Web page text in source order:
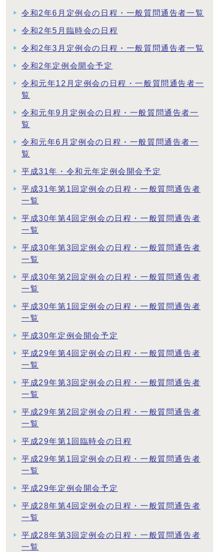
令和2年6月定例会の日程・一般質問通告者一覧
令和2年5月臨時会の日程
令和2年3月定例会の日程・一般質問通告者一覧
令和2年定例会開会予定
令和元年12月定例会の日程・一般質問通告者一
覧
令和元年9月定例会の日程・一般質問通告者一
覧
令和元年6月定例会の日程・一般質問通告者一
覧
平成31年・令和元年定例会開会予定
平成31年第1回定例会の日程・一般質問通告者
一覧
平成30年第4回定例会の日程・一般質問通告者
一覧
平成30年第3回定例会の日程・一般質問通告者
一覧
平成30年第2回定例会の日程・一般質問通告者
一覧
平成30年第1回定例会の日程・一般質問通告者
一覧
平成30年定例会開会予定
平成29年第4回定例会の日程・一般質問通告者
一覧
平成29年第3回定例会の日程・一般質問通告者
一覧
平成29年第2回定例会の日程・一般質問通告者
一覧
平成29年第1回臨時会の日程
平成29年第1回定例会の日程・一般質問通告者
一覧
平成29年定例会開会予定
平成28年第4回定例会の日程・一般質問通告者
一覧
平成28年第3回定例会の日程・一般質問通告者
一覧